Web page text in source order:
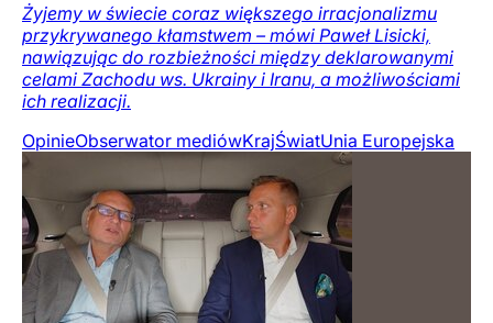
Żyjemy w świecie coraz większego irracjonalizmu
przykrywanego kłamstwem – mówi Paweł Lisicki,
nawiązując do rozbieżności między deklarowanymi
celami Zachodu ws. Ukrainy i Iranu, a możliwościami
ich realizacji.
OpinieObserwator mediówKrajŚwiatUnia Europejska